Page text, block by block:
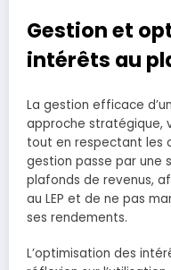
Gestion et
intérêts au
La gestion efficace
approche stratégique,
tout en respectant les
gestion passe par une
plafonds de revenus,
au LEP et de ne pas
ses rendements.
L’optimisation des